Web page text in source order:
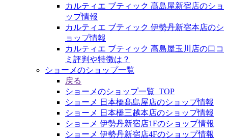
カルティエ ブティック 髙島屋新宿店のショ
ップ情報
カルティエ ブティック 伊勢丹新宿本店のシ
ョップ情報
カルティエ ブティック 髙島屋玉川店の口コ
ミ評判や特徴は？
ショーメのショップ一覧
戻る
ショーメのショップ一覧_TOP
ショーメ 日本橋髙島屋店のショップ情報
ショーメ 日本橋三越本店のショップ情報
ショーメ 伊勢丹新宿店1Fのショップ情報
ショーメ 伊勢丹新宿店4Fのショップ情報